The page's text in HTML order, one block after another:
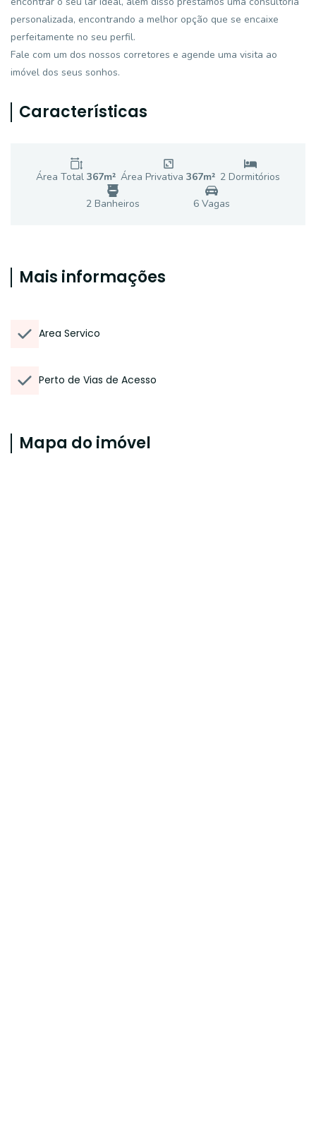
personalizada, encontrando a melhor opção que se encaixe
perfeitamente no seu perfil.
Fale com um dos nossos corretores e agende uma visita ao
imóvel dos seus sonhos.
Características
Área Total 367m² Área Privativa 367m² 2 Dormitórios
2Banheiros 6 Vagas
Mais informações
Area Servico
Perto de Vias de Acesso
Mapa do imóvel